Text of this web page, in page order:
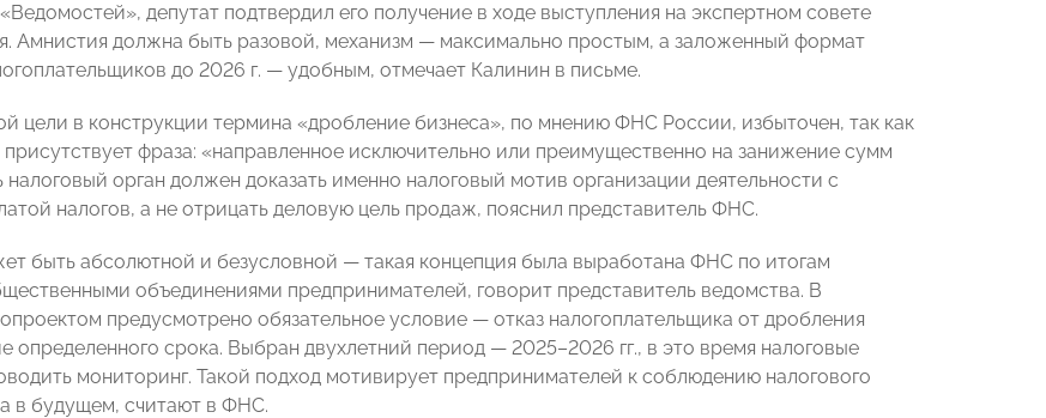
депутат подтвердил его получение в ходе выступления на экспертном совете
Амнистия должна быть разовой, механизм — максимально простым, а заложенный формат
до 2026 г. — удобным, отмечает Калинин в письме.
цели в конструкции термина «дробление бизнеса», по мнению ФНС России, избыточен, так как
фраза: «направленное исключительно или преимущественно на занижение сумм
налоговый орган должен доказать именно налоговый мотив организации деятельности с
налогов, а не отрицать деловую цель продаж, пояснил представитель ФНС.
быть абсолютной и безусловной — такая концепция была выработана ФНС по итогам
объединениями предпринимателей, говорит представитель ведомства. В
предусмотрено обязательное условие — отказ налогоплательщика от дробления
определенного срока. Выбран двухлетний период — 2025–2026 гг., в это время налоговые
мониторинг. Такой подход мотивирует предпринимателей к соблюдению налогового
в будущем, считают в ФНС.